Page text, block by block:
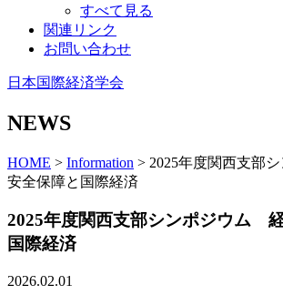
すべて見る
関連リンク
お問い合わせ
日本国際経済学会
NEWS
HOME > Information > 2025年度関西支部
安全保障と国際経済
2025年度関西支部シンポジウム
国際経済
2026.02.01